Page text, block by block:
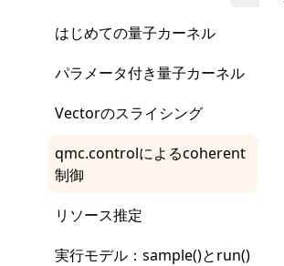
はじめての量子カーネル
パラメータ付き量子カーネル
Vectorのスライシング
qmc.controlによるcoherent
制御
リソース推定
実行モデル：sample()とrun()